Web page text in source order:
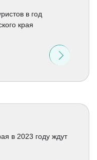
в год
края
в 2023 году ждут